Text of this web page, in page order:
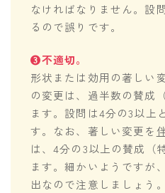
なければなりません。設
るので誤りです。
❸不適切。
形状または効用の著しい
の変更は、過半数の賛成
ます。設問は4分の3以上
す。なお、著しい変更を
は、4分の3以上の賛成（
ます。細かいようですが
出なので注意しましょう。